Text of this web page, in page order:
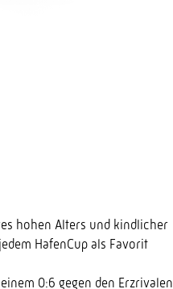
hohen Alters und kindlicher
HafenCup als Favorit
0:6 gegen den Erzrivalen